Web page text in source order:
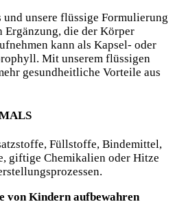
unsere flüssige Formulierung
Ergänzung, die der Körper
kann als Kapsel- oder
Mit unserem flüssigen
gesundheitliche Vorteile aus
Füllstoffe, Bindemittel,
giftige Chemikalien oder Hitze
von Kindern aufbewahren